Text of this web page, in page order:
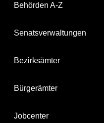
Behörden A-Z
Senatsverwaltungen
Bezirksämter
Bürgerämter
Jobcenter